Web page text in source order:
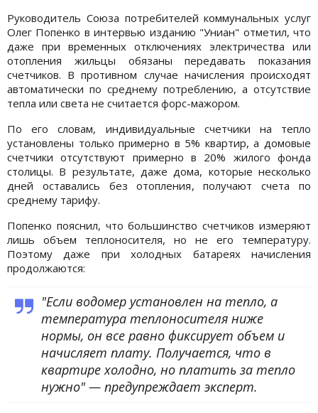
Руководитель Союза потребителей коммунальных услуг
Олег Попенко в интервью изданию "Униан" отметил, что
даже при временных отключениях электричества или
отопления жильцы обязаны передавать показания
счетчиков. В противном случае начисления происходят
автоматически по среднему потреблению, а отсутствие
тепла или света не считается форс-мажором.
По его словам, индивидуальные счетчики на тепло
установлены только примерно в 5% квартир, а домовые
счетчики отсутствуют примерно в 20% жилого фонда
столицы. В результате, даже дома, которые несколько
дней оставались без отопления, получают счета по
среднему тарифу.
Попенко пояснил, что большинство счетчиков измеряют
лишь объем теплоносителя, но не его температуру.
Поэтому даже при холодных батареях начисления
продолжаются:
"Если водомер установлен на тепло, а
температура теплоносителя ниже
нормы, он все равно фиксирует объем и
начисляет плату. Получается, что в
квартире холодно, но платить за тепло
нужно" — предупреждает эксперт.